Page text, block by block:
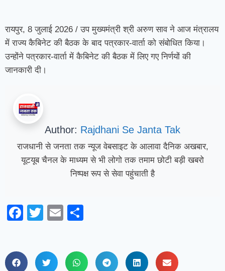
रायपुर, 8 जुलाई 2026 / उप मुख्यमंत्री श्री अरुण साव ने आज मंत्रालय
में राज्य कैबिनेट की बैठक के बाद पत्रकार-वार्ता को संबोधित किया।
उन्होंने पत्रकार-वार्ता में कैबिनेट की बैठक में लिए गए निर्णयों की
जानकारी दी।
Author: Rajdhani Se Janta Tak
राजधानी से जनता तक न्यूज वेबसाइट के आलावा दैनिक अखबार,
यूटयूब चैनल के माध्यम से भी लोगो तक तमाम छोटी बड़ी खबरो
निष्पक्ष रूप से सेवा पहुंचाती है
Facebook
TwitterEmail